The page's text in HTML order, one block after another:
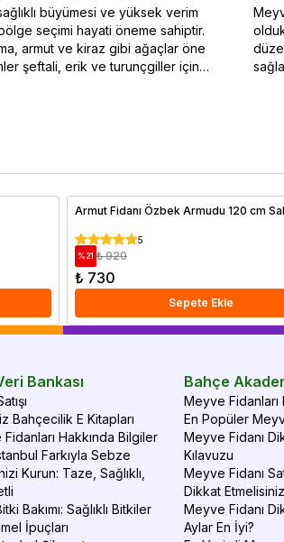
büyümesi ve yüksek verim
seçimi hayati öneme sahiptir.
armut ve kiraz gibi ağaçlar öne
şeftali, erik ve turunçgiller için
hasadı elde edebilirsiniz.
Armut Fidanı Özbek Armudu 120 cm
5
%21 ₺ 920
₺ 730
Sepete Ekle
Bankası
Bahçecilik E Kitapları
Hakkında Bilgiler
Farkıyla Sebze
Kurun: Taze, Sağlıklı,
Bakımı: Sağlıklı Bitkiler
İpuçları
Bahçe
Meyve Fidanları
En Popüler
Meyve Fidanı
Kılavuzu
Meyve Fidanı
Dikkat
Meyve Fidanı
Aylar En İyi?